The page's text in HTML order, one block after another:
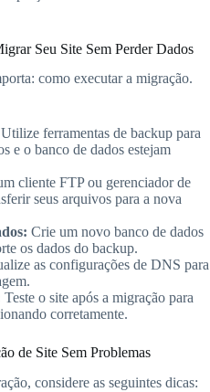
Seu Site Sem Perder Dados
como executar a migração.
Utilize ferramentas de backup para
e o banco de dados estejam
cliente FTP ou gerenciador de
seus arquivos para a nova
Crie um novo banco de dados
os dados do backup.
as configurações de DNS para
Teste o site após a migração para
corretamente.
de Site Sem Problemas
considere as seguintes dicas: